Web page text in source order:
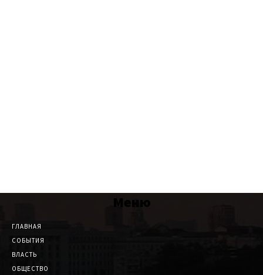
Меню
ГЛАВНАЯ
СОБЫТИЯ
ВЛАСТЬ
ОБЩЕСТВО